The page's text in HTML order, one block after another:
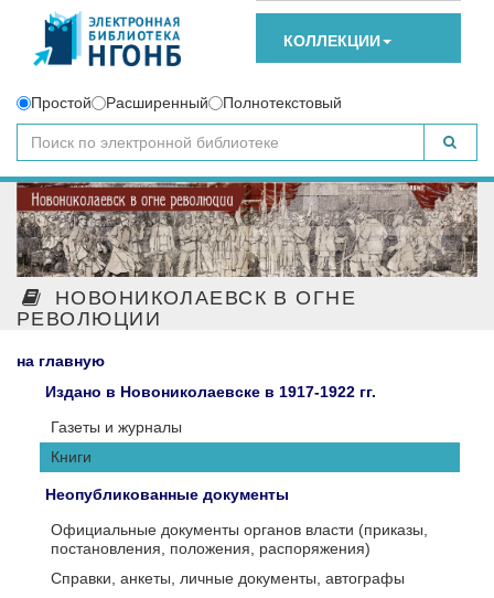
КОЛЛЕКЦИИ
Простой Расширенный Полнотекстовый
НОВОНИКОЛАЕВСК В ОГНЕ
РЕВОЛЮЦИИ
на главную
Издано в Новониколаевске в 1917-1922 гг.
Газеты и журналы
Книги
Неопубликованные документы
Официальные документы органов власти (приказы,
постановления, положения, распоряжения)
Справки, анкеты, личные документы, автографы